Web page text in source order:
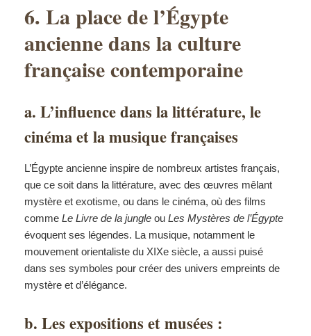
6. La place de l’Égypte
ancienne dans la culture
française contemporaine
a. L’influence dans la littérature, le
cinéma et la musique françaises
L’Égypte ancienne inspire de nombreux artistes français,
que ce soit dans la littérature, avec des œuvres mêlant
mystère et exotisme, ou dans le cinéma, où des films
comme Le Livre de la jungle ou Les Mystères de l’Égypte
évoquent ses légendes. La musique, notamment le
mouvement orientaliste du XIXe siècle, a aussi puisé
dans ses symboles pour créer des univers empreints de
mystère et d’élégance.
b. Les expositions et musées :